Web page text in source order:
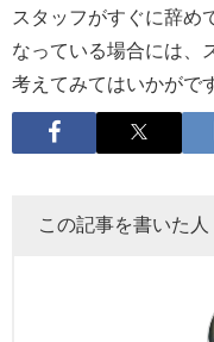
スタッフがすぐに辞め
なっている場合には、
考えてみてはいかがで
この記事を書いた人